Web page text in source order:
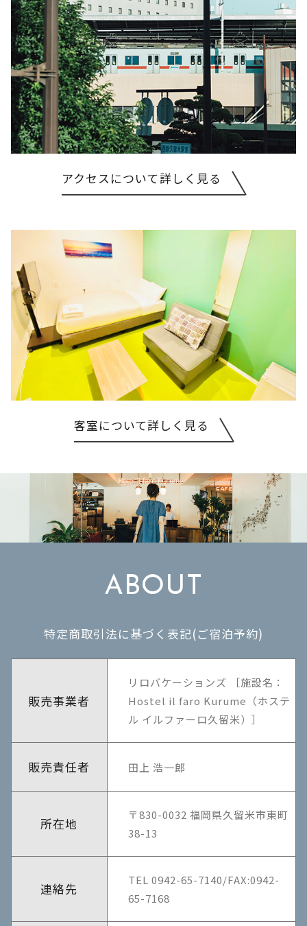
アクセスについて詳しく見る
客室について詳しく見る
ABOUT
特定商取引法に基づく表記(ご宿泊予約)
販売事業者
リロバケーションズ ［施設名：
Hostel il faro Kurume（ホステ
ル イルファーロ久留米）］
販売責任者 田上 浩一郎
所在地
〒830-0032 福岡県久留米市東町
38-13
連絡先
TEL 0942-65-7140/FAX:0942-
65-7168